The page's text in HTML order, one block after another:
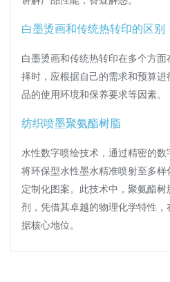
白墨烫画和传统热转印的区别
白墨烫画和传统热转印在多个方
择时，应根据自己的需求和预算
品的使用环境和保养要求等因素。
纺织喷墨聚氨酯树脂
水性数字喷绘技术，通过精密的
将环保型水性墨水精准喷射至多
定制化图案。此技术中，聚氨酯
剂，凭借其卓越的物理化学特性
据核心地位。